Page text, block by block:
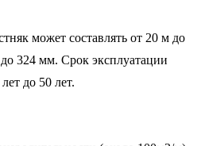
может составлять от 20 м до
324 мм. Срок эксплуатации
до 50 лет.